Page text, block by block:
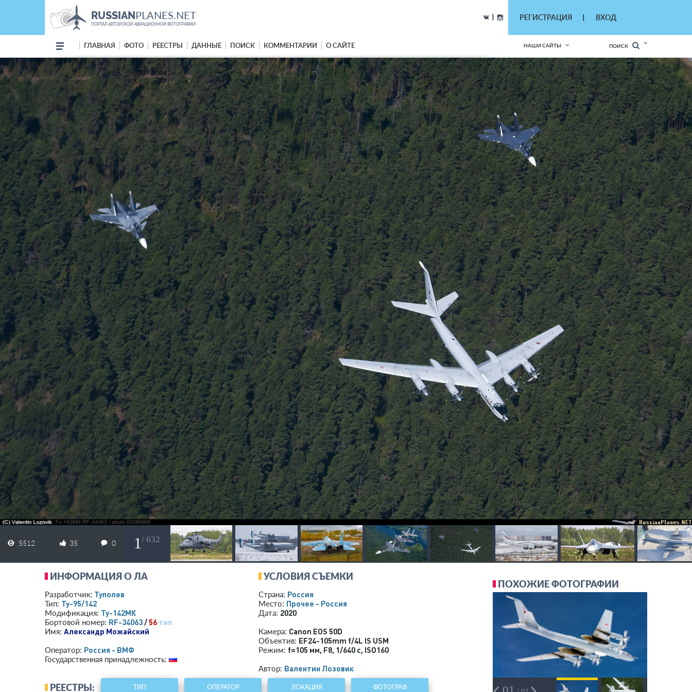
RUSSIANPLANES.NET
ПОРТАЛ АВТОРСКОЙ АВИАЦИОННОЙ ФОТОГРАФИИ
РЕГИСТРАЦИЯ ВХОД
ГЛАВНАЯ ФОТО РЕЕСТРЫ ДАННЫЕ ПОИСК КОММЕНТАРИИ О САЙТЕ НАШИ САЙТЫ ПОИСК
5512 35 0 1 / 632
ИНФОРМАЦИЯ О ЛА
Разработчик: Туполев
Тип: Ту-95/142
Модификация: Ту-142МК
Бортовой номер: RF-34063/56 тип
Имя: Александр Можайский
Оператор: Россия - ВМФ
Государственная принадлежность:
УСЛОВИЯ СЪЕМКИ
Страна: Россия
Место: Прочее - Россия
Дата: 2020
Камера: Canon EOS 50D
Объектив: EF24-105mm f/4L IS USM
Режим: f=105 мм, F8, 1/640 с, ISO160
Автор: Валентин Лозовик
РЕЕСТРЫ: ТИП ОПЕРАТОР ЛОКАЦИЯ ФОТОГРАФ
ПОХОЖИЕ ФОТОГРАФИИ